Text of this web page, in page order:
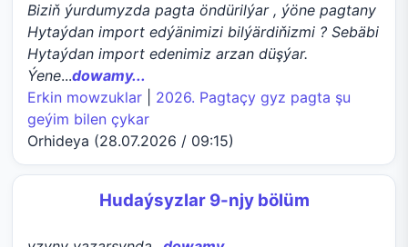
Biziň ýurdumyzda pagta öndürilýar , ýöne pagtany
Hytaýdan import edýänimizi bilýärdiňizmi ? Sebäbi
Hytaýdan import edenimiz arzan düşýar.
Ýene...dowamy...
Erkin mowzuklar
2026. Pagtaçy gyz pagta şu
geýim bilen çykar
Orhideya (28.07.2026 / 09:15)
Hudaýsyzlar 9-njy bölüm